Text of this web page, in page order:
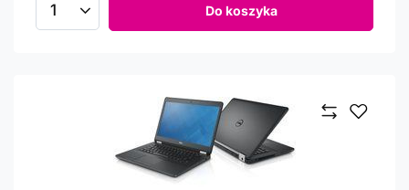
Ilość produktów Do koszyka